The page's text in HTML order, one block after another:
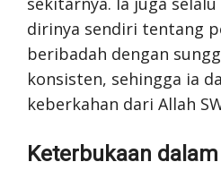
dirinya sendiri tentang
beribadah dengan
konsisten, sehingga ia
keberkahan dari Allah
Keterbukaan